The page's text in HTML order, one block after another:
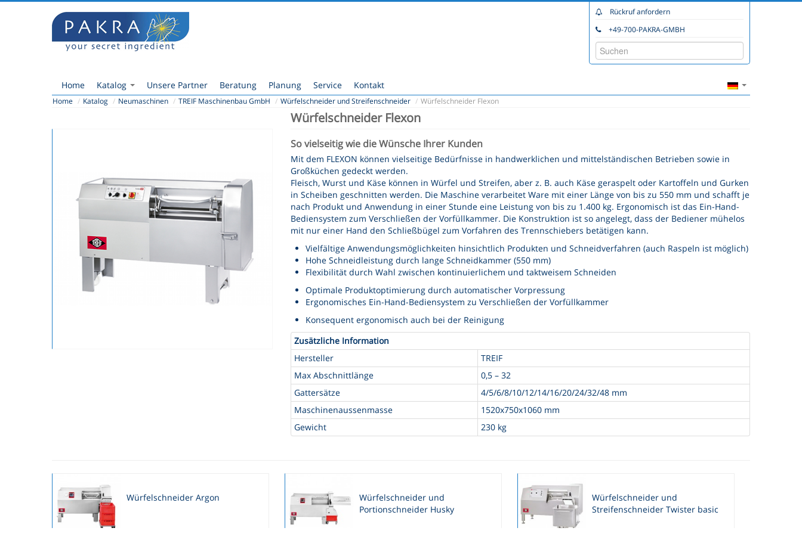
Rückruf anfordern
+49-700-PAKRA-GMBH
Home Katalog Unsere Partner Beratung Planung Service Kontakt
Home / Katalog / Neumaschinen / TREIF Maschinenbau GmbH / Würfelschneider und Streifenschneider / Würfelschneider Flexon
Würfelschneider Flexon
So vielseitig wie die Wünsche Ihrer Kunden
Mit dem FLEXON können vielseitige Bedürfnisse in handwerklichen und mittelständischen Betrieben sowie in
Großküchen gedeckt werden.
Fleisch, Wurst und Käse können in Würfel und Streifen, aber z. B. auch Käse geraspelt oder Kartoffeln und Gurken
in Scheiben geschnitten werden. Die Maschine verarbeitet Ware mit einer Länge von bis zu 550 mm und schafft je
nach Produkt und Anwendung in einer Stunde eine Leistung von bis zu 1.400 kg. Ergonomisch ist das Ein-Hand-
Bediensystem zum Verschließen der Vorfüllkammer. Die Konstruktion ist so angelegt, dass der Bediener mühelos
mit nur einer Hand den Schließbügel zum Vorfahren des Trennschiebers betätigen kann.
Vielfältige Anwendungsmöglichkeiten hinsichtlich Produkten und Schneidverfahren (auch Raspeln ist möglich)
Hohe Schneidleistung durch lange Schneidkammer (550 mm)
Flexibilität durch Wahl zwischen kontinuierlichem und taktweisem Schneiden
Optimale Produktoptimierung durch automatischer Vorpressung
Ergonomisches Ein-Hand-Bediensystem zu Verschließen der Vorfüllkammer
Konsequent ergonomisch auch bei der Reinigung
Zusätzliche Information
Hersteller
TREIF
Max Abschnittlänge
0,5 – 32
Gattersätze
4/5/6/8/10/12/14/16/20/24/32/48 mm
Maschinenaussenmasse
1520x750x1060 mm
Gewicht
230 kg
Würfelschneider Argon
Würfelschneider und
Portionschneider Husky
Würfelschneider und
Streifenschneider Twister basic